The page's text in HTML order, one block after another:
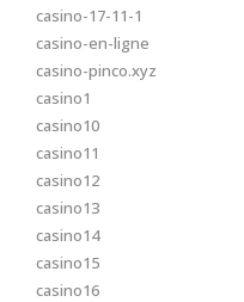
casino-17-11-1
casino-en-ligne
casino-pinco.xyz
casino1
casino10
casino11
casino12
casino13
casino14
casino15
casino16